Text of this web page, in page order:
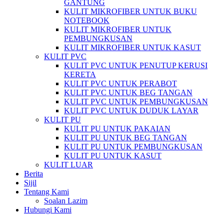
GANTUNG
KULIT MIKROFIBER UNTUK BUKU
NOTEBOOK
KULIT MIKROFIBER UNTUK
PEMBUNGKUSAN
KULIT MIKROFIBER UNTUK KASUT
KULIT PVC
KULIT PVC UNTUK PENUTUP KERUSI
KERETA
KULIT PVC UNTUK PERABOT
KULIT PVC UNTUK BEG TANGAN
KULIT PVC UNTUK PEMBUNGKUSAN
KULIT PVC UNTUK DUDUK LAYAR
KULIT PU
KULIT PU UNTUK PAKAIAN
KULIT PU UNTUK BEG TANGAN
KULIT PU UNTUK PEMBUNGKUSAN
KULIT PU UNTUK KASUT
KULIT LUAR
Berita
Sijil
Tentang Kami
Soalan Lazim
Hubungi Kami